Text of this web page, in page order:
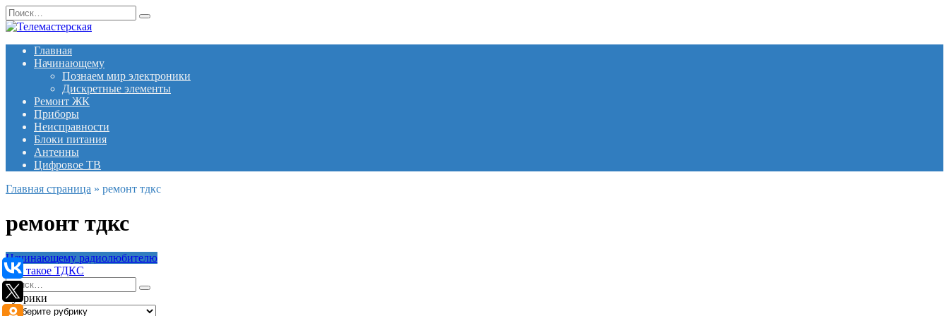
Перейти
к
Search
for:
Главная
Начинающему
Познаем мир электроники
Дискретные элементы
Ремонт ЖК
Приборы
Неисправности
Блоки питания
Антенны
Цифровое ТВ
Главная страница » ремонт тдкс
ремонт тдкс
Начинающему радиолюбителю
Что такое ТДКС
Search
for:
Рубрики
Рубрики